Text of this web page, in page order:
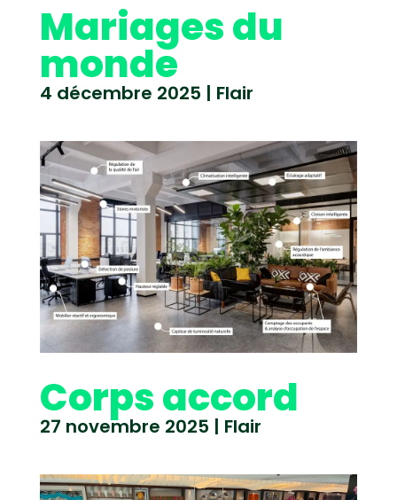
Mariages du
monde
4 décembre 2025 | Flair
Corps accord
27 novembre 2025 | Flair